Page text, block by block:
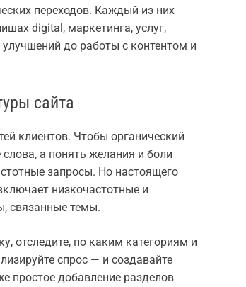
переходов. Каждый из них
digital, маркетинга, услуг,
до работы с контентом и
сайта
клиентов. Чтобы органический
а понять желания и боли
запросы. Но настоящего
низкочастотные и
связанные темы.
отследите, по каким категориям и
спрос — и создавайте
простое добавление разделов